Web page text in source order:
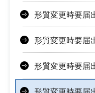
形質変更時要届
形質変更時要届
形質変更時要届